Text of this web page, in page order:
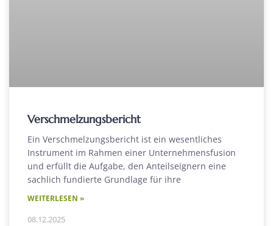
Verschmelzungsbericht
Ein Verschmelzungsbericht ist ein wesentliches
Instrument im Rahmen einer Unternehmensfusion
und erfüllt die Aufgabe, den Anteilseignern eine
sachlich fundierte Grundlage für ihre
WEITERLESEN »
08.12.2025